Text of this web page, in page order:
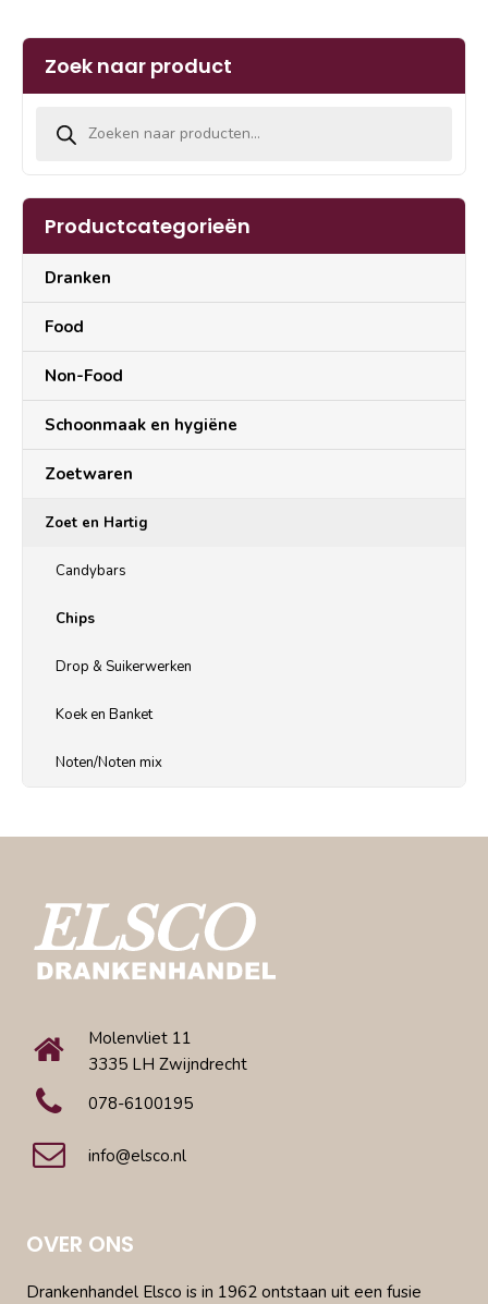
Zoek naar product
Productcategorieën
Dranken
Food
Non-Food
Schoonmaak en hygiëne
Zoetwaren
Zoet en Hartig
Candybars
Chips
Drop & Suikerwerken
Koek en Banket
Noten/Noten mix
Molenvliet 11
3335 LH Zwijndrecht
078-6100195
info@elsco.nl
OVER ONS
Drankenhandel Elsco is in 1962 ontstaan uit een fusie